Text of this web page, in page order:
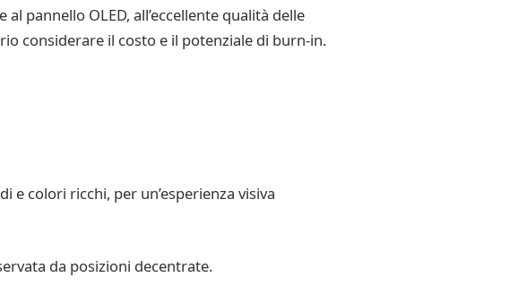
pannello OLED, all’eccellente qualità delle
considerare il costo e il potenziale di burn-in.
colori ricchi, per un’esperienza visiva
da posizioni decentrate.